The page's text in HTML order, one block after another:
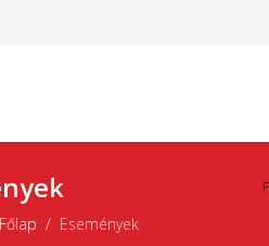
Főlap Események